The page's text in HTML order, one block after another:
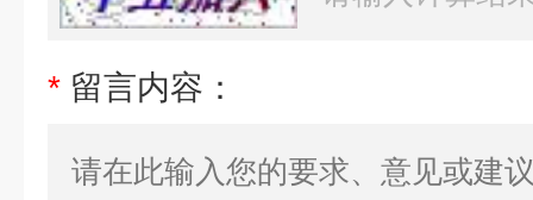
* 留言内容：